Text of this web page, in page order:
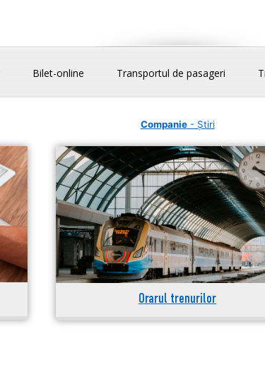
Bilet-online Transportul de pasageri
Companie- Știri
Orarul trenurilor